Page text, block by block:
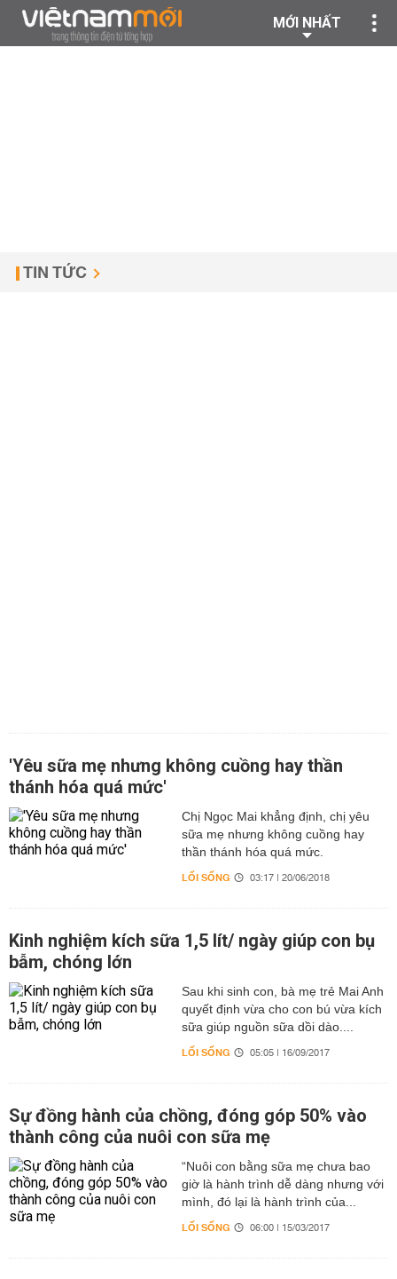
MỚI NHẤT
TIN TỨC
'Yêu sữa mẹ nhưng không cuồng hay thần
thánh hóa quá mức'
Chị Ngọc Mai khẳng định, chị yêu
sữa mẹ nhưng không cuồng hay
thần thánh hóa quá mức.
LỐI SỐNG 03:17 | 20/06/2018
Kinh nghiệm kích sữa 1,5 lít/ ngày giúp con bụ
bẫm, chóng lớn
Sau khi sinh con, bà mẹ trẻ Mai Anh
quyết định vừa cho con bú vừa kích
sữa giúp nguồn sữa dồi dào....
LỐI SỐNG 05:05 | 16/09/2017
Sự đồng hành của chồng, đóng góp 50% vào
thành công của nuôi con sữa mẹ
“Nuôi con bằng sữa mẹ chưa bao
giờ là hành trình dễ dàng nhưng với
mình, đó lại là hành trình của...
LỐI SỐNG 06:00 | 15/03/2017